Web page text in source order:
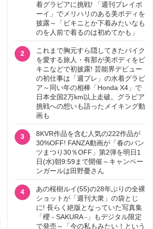
着グラビアに挑戦! 「週刊プレイボ
ーイ」でメリハリのある美ボディを
披露～「ビキニとか下着みたいなも
のを人前で着るのは初めてかも」
2
これまで胸元すら隠してきたバイク
を愛する旅人・有那が美ボディをビ
キニなどで初披露! 芸能界デビュー
の初仕事は「週プレ」の水着グラビ
ア～同い年の相棒「Honda X4」で
日本全国2万km以上走破。グラビア
挑戦への想いも語ったメイキング動
画も
3
8KVR作品を含む人気の222作品が
30%OFF! FANZA動画が「春のパン
ツまつり30％OFF」第2弾を明日1
日(水)朝9:59まで開催～キャンペー
ンガールは田野憂さん
4
あの桜樹ルイ(55)の28年ぶりの全裸
ショットが「週刊大衆」の袋とじ
に! 長らく絶版となっていた写真集
「櫻 - SAKURA -」もデジタル限定
で発売～「今の私もみたい！という